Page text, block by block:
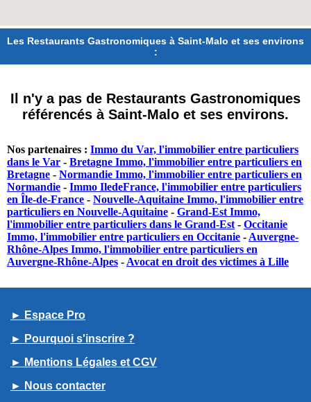
Les Restaurants Gastronomiques à Saint-Malo et ses environs
:
Il n'y a pas de Restaurants Gastronomiques
référencés à Saint-Malo et ses environs.
Nos partenaires : Immo du Var, l'immobilier entre particuliers
dans le Var - Bretagne Immo, l'immobilier entre particuliers en
Bretagne - Normandie Immo, l'immobilier entre particuliers en
Normandie - Immo IledeFrance, l'immobilier entre particuliers
en Île-de-France - Nouvelle-Aquitaine Immo, l'immobilier entre
particuliers en Nouvelle-Aquitaine - Grand-Est Immo,
l'immobilier entre particuliers dans le Grand-Est - Occitanie
Immo, l'immobilier entre particuliers en Occitanie - Auvergne-
Rhône-Alpes Immo, l'immobilier entre particuliers en
Auvergne-Rhône-Alpes - Avocat en droit des victimes à Lille
► Espace Pro
► Pourquoi s'inscrire ?
► Mentions Légales et CGV
► Nous contacter